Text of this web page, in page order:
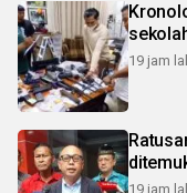
19 jam
19 jam